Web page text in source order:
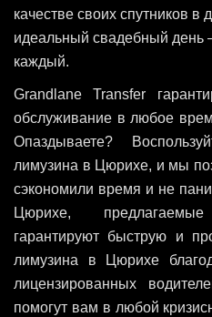
качестве своих спутников в
идеальный свадебный день
каждый.
Grandlane Transfer
обслуживание в любое
Опаздываете?
лимузина в Цюрихе, и мы
сэкономили время и не
Цюрихе,
гарантируют быструю и
лимузина в Цюрихе
лицензированных
помогут вам в любой